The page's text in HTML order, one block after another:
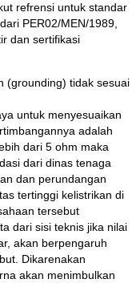
refrensi untuk standar
PER02/MEN/1989,
dan sertifikasi
(grounding) tidak sesuai
untuk menyesuaikan
adalah
dari 5 ohm maka
dari dinas tenaga
dan perundangan
tertinggi kelistrikan di
tersebut
dari sisi teknis jika nilai
akan berpengaruh
Dikarenakan
akan menimbulkan